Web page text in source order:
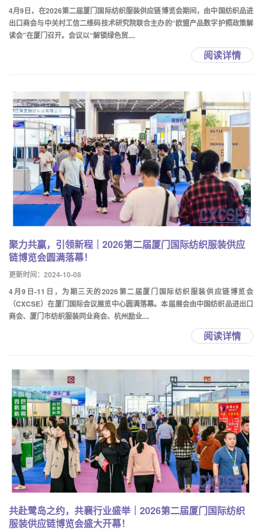
4月9日，在2026第二届厦门国际纺织服装供应链博览会期间，由中国纺织品进
出口商会与中关村工信二维码技术研究院联合主办的“欧盟产品数字护照政策解
读会”在厦门召开。会议以“解锁绿色贸....
阅读详情
聚力共赢，引领新程｜2026第二届厦门国际纺织服装供应
链博览会圆满落幕！
更新时间：2024-10-08
4月9日-11日，为期三天的2026第二届厦门国际纺织服装供应链博览会
（CXCSE）在厦门国际会议展览中心圆满落幕。本届展会由中国纺织品进出口
商会、厦门市纺织服装同业商会、杭州励业....
阅读详情
共赴鹭岛之约，共襄行业盛举｜2026第二届厦门国际纺织
服装供应链博览会盛大开幕！